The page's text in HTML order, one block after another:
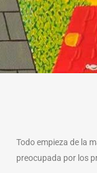
Todo empieza de la
preocupada por los